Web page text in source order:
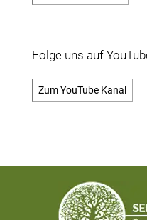
Folge uns auf
Zum YouTube Kanal